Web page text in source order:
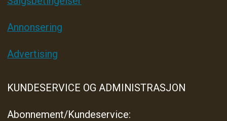
Annonsering
Advertising
KUNDESERVICE OG ADMINISTRASJON
Abonnement/Kundeservice: